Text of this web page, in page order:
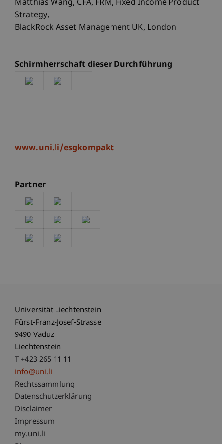
Matthias Wang, CFA, FRM, Fixed Income Product
Strategy,
BlackRock Asset Management UK, London
Schirmherrschaft dieser Durchführung
www.uni.li/esgkompakt
Partner
Universität Liechtenstein
Fürst-Franz-Josef-Strasse
9490 Vaduz
Liechtenstein
T +423 265 11 11
info@uni.li
Fußzeile Rechtliche Hinweise
Rechtssammlung
Datenschutzerklärung
Disclaimer
Impressum
Fußzeile Subdomain-Verzeichnis
my.uni.li